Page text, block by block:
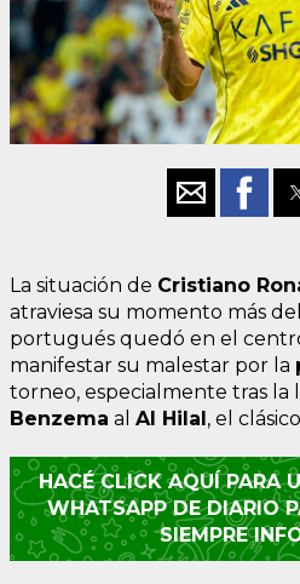
La situación de Cristiano
atraviesa su momento más
portugués quedó en el
manifestar su malestar por la
torneo, especialmente tras la
Benzema al Al Hilal, el
HACÉ CLICK AQUÍ PARA
WHATSAPP DE DIARIO
SIEMPRE